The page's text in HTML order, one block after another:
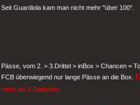
Seit Guardiola kam man nicht mehr "über 100".
Pässe, vom 2. > 3.Drittel > inBox > Chancen =
FCB überwiegend nur lange Pässe an die Box.
mehr als 5 Stationen.